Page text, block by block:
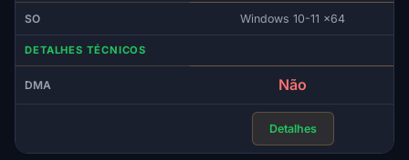
SO Windows 10-11 x64
DETALHES TÉCNICOS
DMA Não
Detalhes